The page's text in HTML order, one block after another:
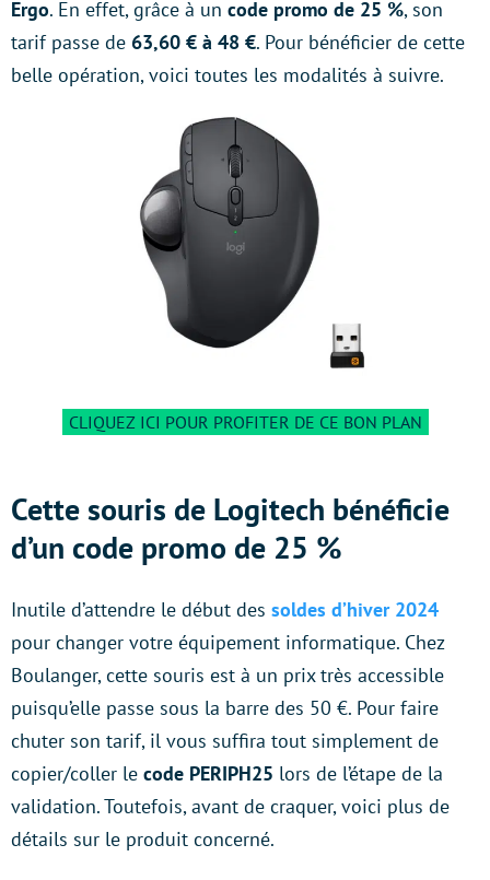
Ergo. En effet, grâce à un code promo de 25 %, son
tarif passe de 63,60 € à 48 €. Pour bénéficier de cette
belle opération, voici toutes les modalités à suivre.
CLIQUEZ ICI POUR PROFITER DE CE BON PLAN
Cette souris de Logitech bénéficie
d’un code promo de 25 %
Inutile d’attendre le début des soldes d’hiver 2024
pour changer votre équipement informatique. Chez
Boulanger, cette souris est à un prix très accessible
puisqu’elle passe sous la barre des 50 €. Pour faire
chuter son tarif, il vous suffira tout simplement de
copier/coller le code PERIPH25 lors de l’étape de la
validation. Toutefois, avant de craquer, voici plus de
détails sur le produit concerné.